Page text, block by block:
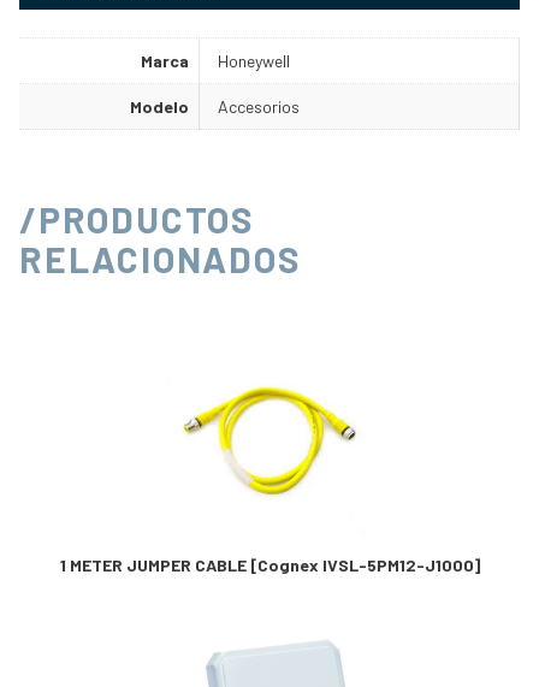
Marca Honeywell
Modelo Accesorios
/PRODUCTOS
RELACIONADOS
1 METER JUMPER CABLE [Cognex IVSL-5PM12-J1000]